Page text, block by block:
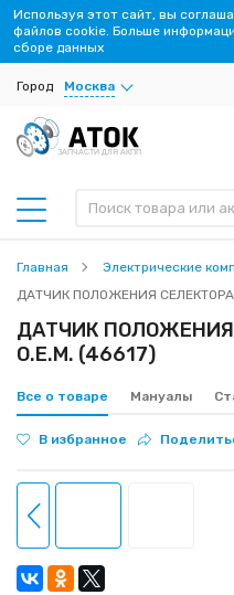
Город Москва
ЗАПЧАСТИ ДЛЯ АКПП
Главная
Электрические
ДАТЧИК ПОЛОЖЕНИЯ
ДАТЧИК ПОЛОЖЕНИЯ
O.E.M. (46617)
Все о товаре Мануалы
В избранное
Используя этот сайт, вы
файлов cookie. Больше
сборе данных